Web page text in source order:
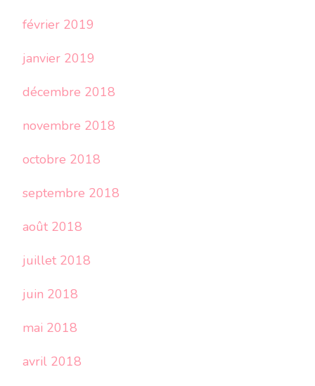
février 2019
janvier 2019
décembre 2018
novembre 2018
octobre 2018
septembre 2018
août 2018
juillet 2018
juin 2018
mai 2018
avril 2018